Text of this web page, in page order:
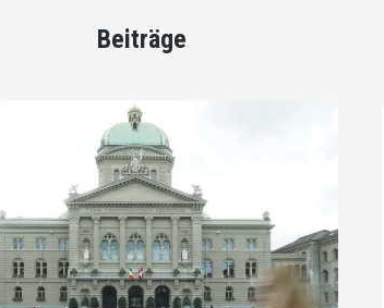
Beiträge